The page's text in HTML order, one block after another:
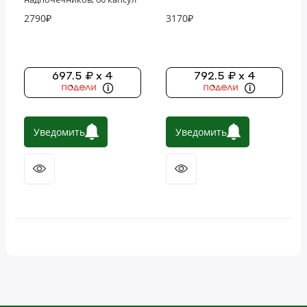
2790₽
697.5 ₽ x 4
Уведомить
3170₽
792.5 ₽ x 4
Уведомить